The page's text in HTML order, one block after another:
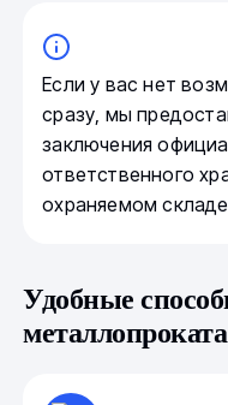
Если у вас нет
сразу, мы
заключения
ответственного
охраняемом
Удобные
металлопроката